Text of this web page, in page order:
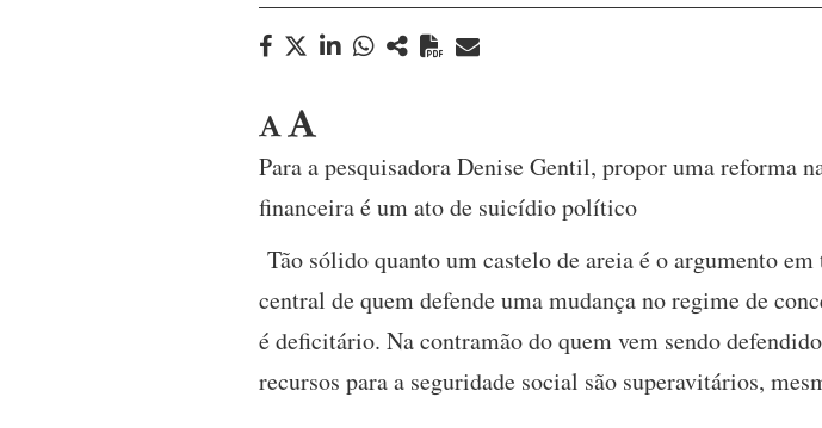
Para a pesquisadora Denise Gentil, propor uma reforma
financeira é um ato de suicídio político
Tão sólido quanto um castelo de areia é o argumento
central de quem defende uma mudança no regime de
é deficitário. Na contramão do quem vem sendo
recursos para a seguridade social são superavitários,